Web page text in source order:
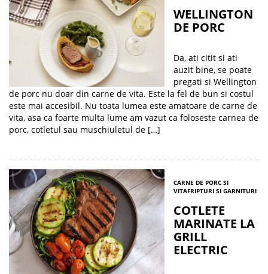
WELLINGTON
DE PORC
Da, ati citit si ati
auzit bine, se poate
pregati si Wellington
de porc nu doar din carne de vita. Este la fel de bun si costul
este mai accesibil. Nu toata lumea este amatoare de carne de
vita, asa ca foarte multa lume am vazut ca foloseste carnea de
porc, cotletul sau muschiuletul de […]
CARNE DE PORC SI
VITAFRIPTURI SI GARNITURI
COTLETE
MARINATE LA
GRILL
ELECTRIC